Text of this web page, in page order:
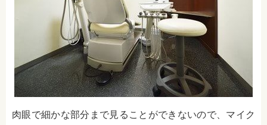
肉眼で細かな部分まで見ることができないので、マイク